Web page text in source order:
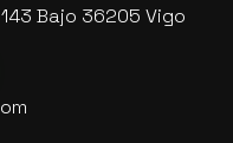
Bajo 36205 Vigo